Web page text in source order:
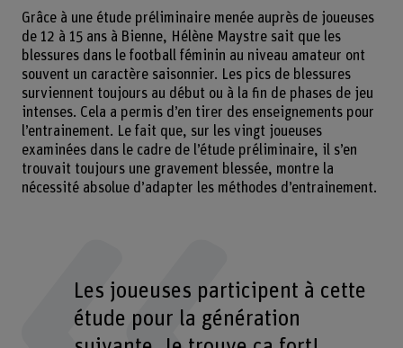
Grâce à une étude préliminaire menée auprès de joueuses
de 12 à 15 ans à Bienne, Hélène Maystre sait que les
blessures dans le football féminin au niveau amateur ont
souvent un caractère saisonnier. Les pics de blessures
surviennent toujours au début ou à la fin de phases de jeu
intenses. Cela a permis d’en tirer des enseignements pour
l’entrainement. Le fait que, sur les vingt joueuses
examinées dans le cadre de l’étude préliminaire, il s’en
trouvait toujours une gravement blessée, montre la
nécessité absolue d’adapter les méthodes d’entrainement.
Les joueuses participent à cette
étude pour la génération